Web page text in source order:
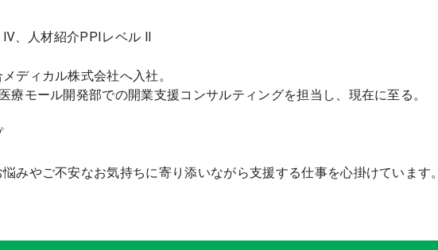
、人材紹介PPIレベル Ⅱ
ディカル株式会社へ入社。
療モール開発部での開業支援コンサルティングを担当し、現在に至る。
みやご不安なお気持ちに寄り添いながら支援する仕事を心掛けています。